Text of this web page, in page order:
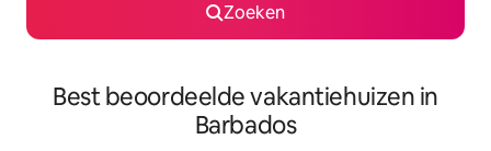
Zoeken
Best beoordeelde vakantiehuizen in
Barbados